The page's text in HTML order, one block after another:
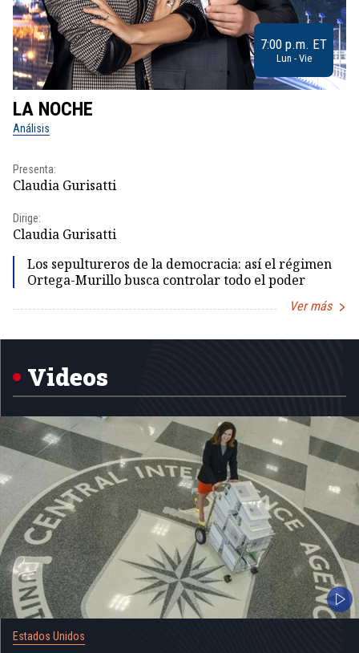
7:00 p.m. ET
Lun - Vie
LA NOCHE
Análisis
Presenta:
Claudia Gurisatti
Dirige:
Claudia Gurisatti
Los sepultureros de la democracia: así el régimen
Ortega-Murillo busca controlar todo el poder
Ver más
1
Videos
Estados Unidos